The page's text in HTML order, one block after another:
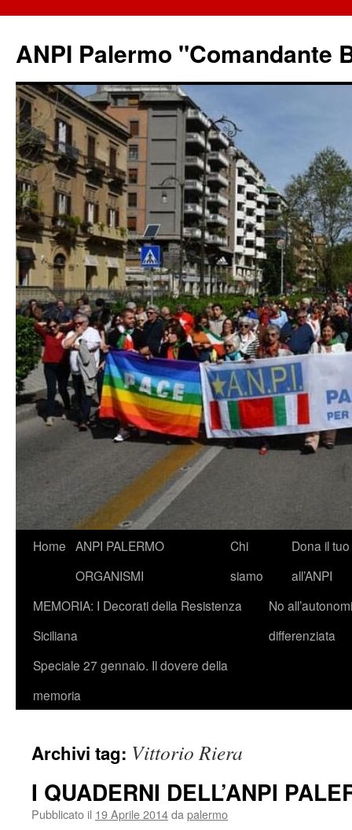
ANPI Palermo "Comandante
Vai
contenuto
Home ANPI PALERMO
ORGANISMI
Chi
siamo
Dona il
all’ANPI
MEMORIA: I Decorati della Resistenza
Siciliana
No
differenziata
Speciale 27 gennaio. Il dovere della
memoria
Archivi tag: Vittorio Riera
I QUADERNI DELL’ANPI
Pubblicato il 19 Aprile 2014da palermo